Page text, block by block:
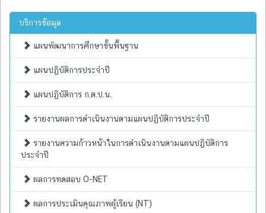
บริการข้อมูล
แผนพัฒนาการศึกษาขั้นพื้นฐาน
แผนปฏิบัติการประจำปี
แผนปฏิบัติการ ก.ต.ป.น.
รายงานผลการดำเนินงานตามแผนปฏิบัติการประจำปี
รายงานความก้าวหน้าในการดำเนินงานตามแผนปฏิบัติการ
ประจำปี
ผลการทดสอบ O-NET
ผลการประเมินคุณภาพผู้เรียน (NT)